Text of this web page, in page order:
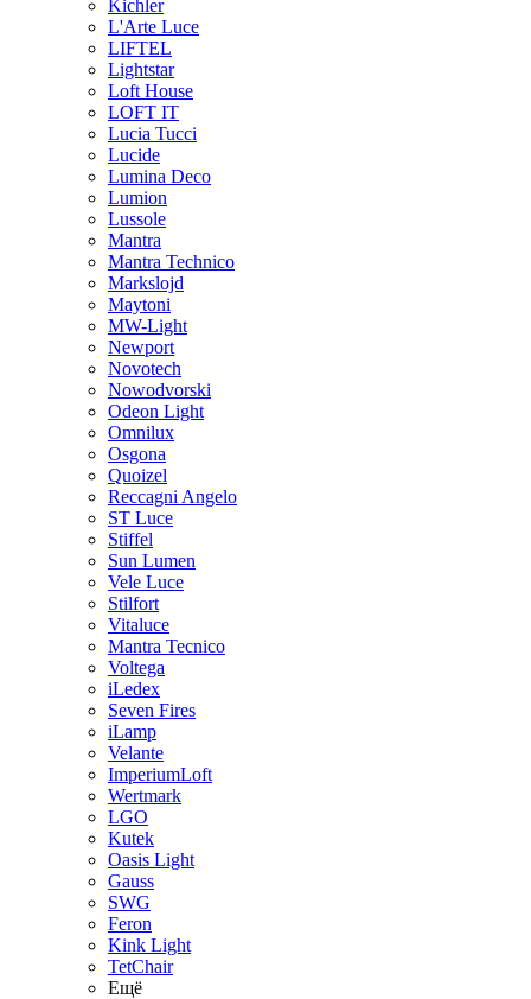
Kichler
L'Arte Luce
LIFTEL
Lightstar
Loft House
LOFT IT
Lucia Tucci
Lucide
Lumina Deco
Lumion
Lussole
Mantra
Mantra Technico
Markslojd
Maytoni
MW-Light
Newport
Novotech
Nowodvorski
Odeon Light
Omnilux
Osgona
Quoizel
Reccagni Angelo
ST Luce
Stiffel
Sun Lumen
Vele Luce
Stilfort
Vitaluce
Mantra Tecnico
Voltega
iLedex
Seven Fires
iLamp
Velante
ImperiumLoft
Wertmark
LGO
Kutek
Oasis Light
Gauss
SWG
Feron
Kink Light
TetСhair
Ещё